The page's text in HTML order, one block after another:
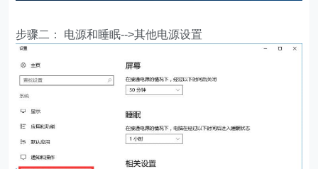
步骤二： 电源和睡眠-->其他电源设置